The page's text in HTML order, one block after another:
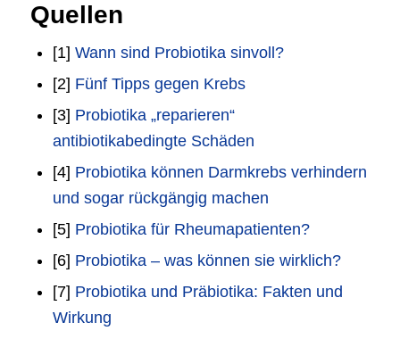
Quellen
[1] Wann sind Probiotika sinvoll?
[2] Fünf Tipps gegen Krebs
[3] Probiotika „reparieren“
antibiotikabedingte Schäden
[4] Probiotika können Darmkrebs verhindern
und sogar rückgängig machen
[5] Probiotika für Rheumapatienten?
[6] Probiotika – was können sie wirklich?
[7] Probiotika und Präbiotika: Fakten und
Wirkung